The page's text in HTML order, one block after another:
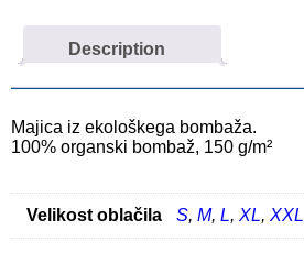
Description
Majica iz ekološkega bombaža.
100% organski bombaž, 150 g/m²
Velikost oblačila S, M, L, XL, XXL